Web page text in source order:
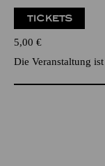
TICKETS
5,00 €
Die Veranstaltung